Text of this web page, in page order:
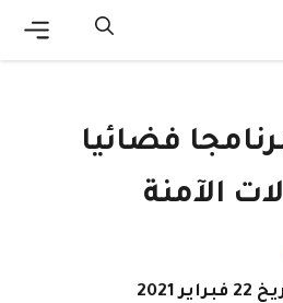
فضائيا
الآمنة
2021